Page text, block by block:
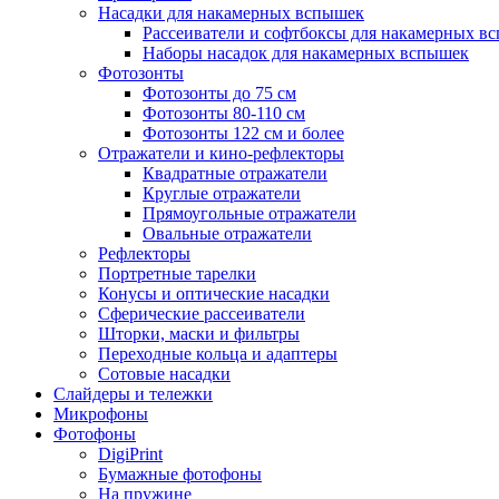
Насадки для накамерных вспышек
Рассеиватели и софтбоксы для накамерных
Наборы насадок для накамерных вспышек
Фотозонты
Фотозонты до 75 см
Фотозонты 80-110 см
Фотозонты 122 см и более
Отражатели и кино-рефлекторы
Квадратные отражатели
Круглые отражатели
Прямоугольные отражатели
Овальные отражатели
Рефлекторы
Портретные тарелки
Конусы и оптические насадки
Сферические рассеиватели
Шторки, маски и фильтры
Переходные кольца и адаптеры
Сотовые насадки
Слайдеры и тележки
Микрофоны
Фотофоны
DigiPrint
Бумажные фотофоны
На пружине